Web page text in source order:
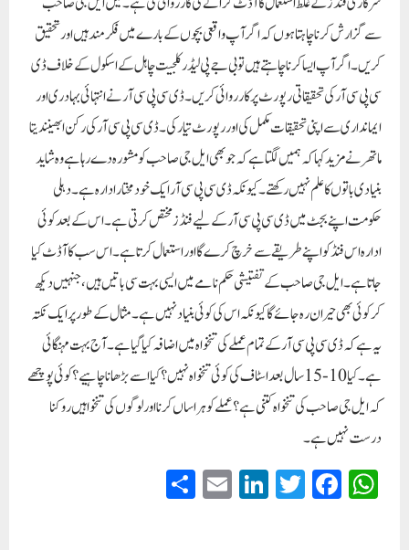
سے گزارش کرنا چاہتا ہوں کہ اگر آپ واقعی بچوں کے بارے میں فکر مند ہیں اور تحقیق
کریں۔اگر آپ ایسا کرنا چاہتے ہیں تو بی جے پی لیڈر کلجیت چاہل کے اسکول کے خلاف ڈی
سی پی سی آر کی تحقیقاتی رپورٹ پر کارروائی کریں۔ ڈی سی پی سی آر نے انتہائی بہادری اور
ایمانداری سے اپنی تحقیقات مکمل کی اور رپورٹ تیار کی۔ڈی سی پی سی آر کی رکن ابھینندیتا
ماتھر نے مزید کہا کہ ہمیں لگتا ہے کہ جو بھی ایل جی صاحب کو مشورہ دے رہا ہے وہ شاید
بنیادی باتوں کا علم نہیں رکھتے۔ کیونکہ ڈی سی پی سی آر ایک خود مختار ادارہ ہے۔ دہلی
حکومت اپنے بجٹ میں ڈی سی پی سی آر کے لیے فنڈز مختص کرتی ہے۔ اس کے بعد کوئی
ادارہ اس فنڈ کو اپنے طریقے سے خرچ کرے گا اور استعمال کرتا ہے۔ اس سب کا آڈٹ کیا
جاتا ہے۔ ایل جی صاحب کے تفتیشی حکم نامے میں ایسی بہت سی باتیں ہیں، جنہیں دیکھ
کر کوئی بھی حیران رہ جائے گا کیونکہ اس کی کوئی بنیاد نہیں ہے۔ مثال کے طور پر ایک نکتہ
یہ ہے کہ ڈی سی پی سی آر کے تمام عملے کی تنخواہ میں اضافہ کیا گیا ہے۔ آج بہت مہنگائی
ہے۔ کیا 10-15 سال بعد اسٹاف کی کوئی تنخواہ نہیں؟کیا اسے بڑھانا چاہیے؟ کوئی پوچھے
کہ ایل جی صاحب کی تنخواہ کتنی ہے؟ عملے کو ہراساں کرنا اور لوگوں کی تنخواہیں روکنا
درست نہیں ہے۔
W
ha
Fa
ce
T
wi
Li
nk
E
m